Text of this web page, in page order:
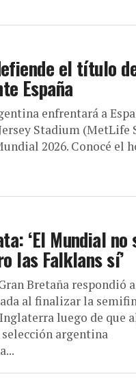
el título
España
enfrentará a
Stadium (MetLife
2026. Conocé el
‘El Mundial no
las Falklans sí’
Bretaña respondió
al finalizar la
luego de que
argentina